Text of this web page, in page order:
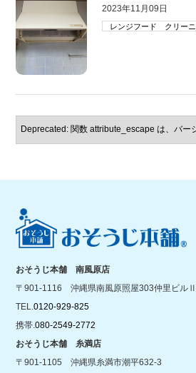
2023年11月09日
レンジフード クリー
おそうじ本舗 南風原店
〒901-1116 沖縄県南風原照屋303仲里ビル
TEL.0120-929-825
携帯.080-2549-2772
おそうじ本舗 糸満店
〒901-1105 沖縄県糸満市潮平632-3